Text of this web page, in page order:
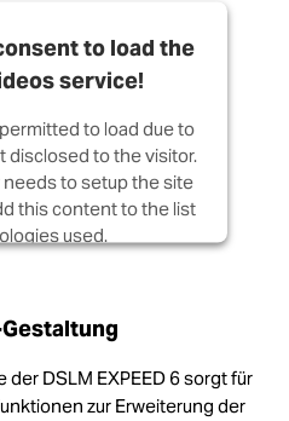
to load the
service!
to load due to
disclosed to the visitor.
to setup the site
this content to the list
used.
DSLM EXPEED 6 sorgt für
zur Erweiterung der